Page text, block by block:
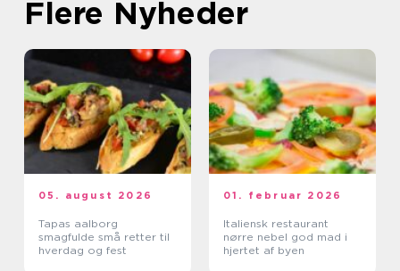
Flere Nyheder
05. august 2026
Tapas aalborg
smagfulde små retter til
hverdag og fest
01. februar 2026
Italiensk restaurant
nørre nebel god mad i
hjertet af byen